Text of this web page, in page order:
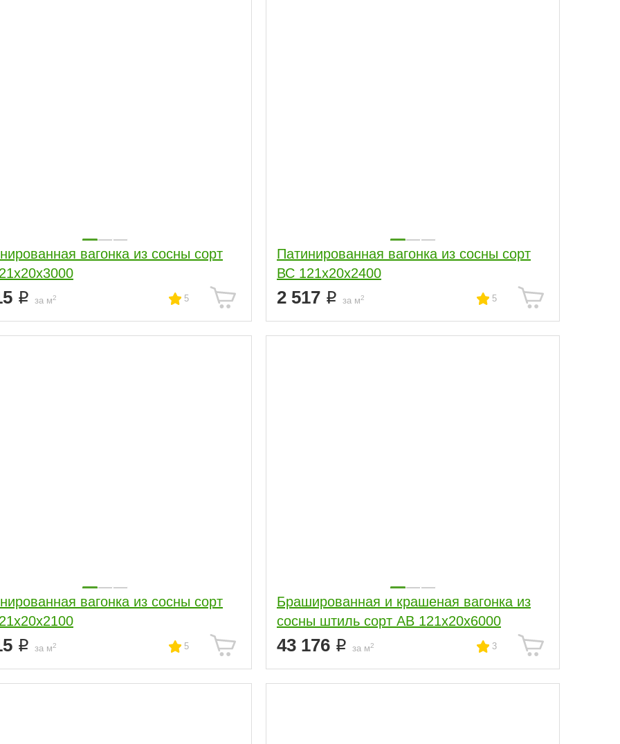
вагонка из сосны сорт
за м2 5
Патинированная вагонка из сосны сорт
ВС 121х20х2400
2 517 за м2 5
вагонка из сосны сорт
за м2 5
Брашированная и крашеная вагонка из
сосны штиль сорт АВ 121x20x6000
43 176 за м2 3